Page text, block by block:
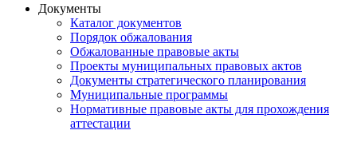
Документы
Каталог документов
Порядок обжалования
Обжалованные правовые акты
Проекты муниципальных правовых актов
Документы стратегического планирования
Муниципальные программы
Нормативные правовые акты для прохождения
аттестации